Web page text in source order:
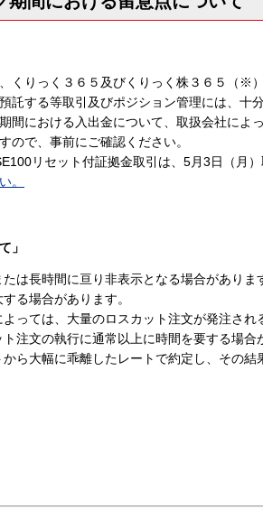
くりっく３６５及びくりっく株３６５（※
託する等取引及びポジション管理には、十
間における入出金について、取扱会社によ
ので、事前にご確認ください。
リセット付証拠金取引は、5月3日（月
。
」
は長時間に亘り非表示となる場合がありま
る場合があります。
っては、大量のロスカット注文が発注され
注文の執行に通常以上に時間を要する場合
ら大幅に乖離したレートで約定し、その結